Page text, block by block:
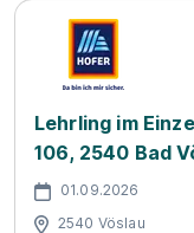
Lehrling im
106, 2540 Bad
01.09.2026
2540 Vöslau